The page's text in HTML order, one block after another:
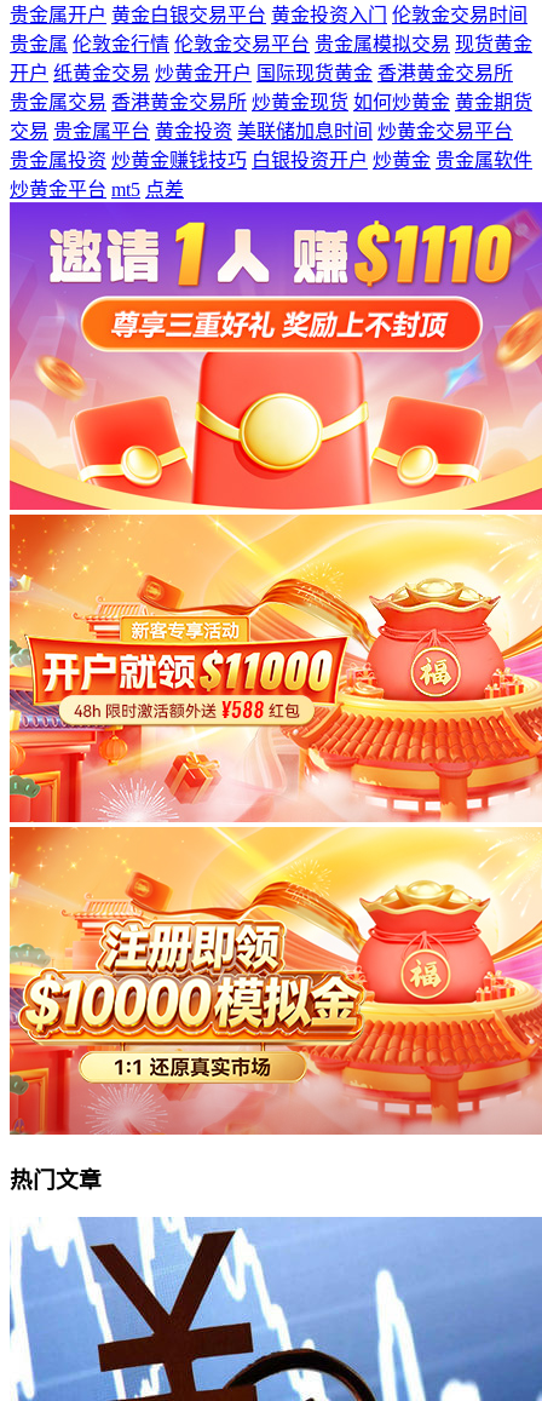
贵金属开户 黄金白银交易平台 黄金投资入门
伦敦金交易时间
贵金属 伦敦金行情 伦敦金交易平台 贵金属模拟交易 现货黄金
开户 纸黄金交易 炒黄金开户 国际现货黄金 香港黄金交易所
贵金属交易 香港黄金交易所 炒黄金现货 如何炒黄金 黄金期货
交易 贵金属平台 黄金投资 美联储加息时间 炒黄金交易平台
贵金属投资 炒黄金赚钱技巧 白银投资开户 炒黄金 贵金属软件
炒黄金平台 mt5 点差
热门文章